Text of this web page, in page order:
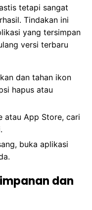
tetapi sangat
Tindakan ini
yang tersimpan
versi terbaru
dan tahan ikon
hapus atau
atau App Store, cari
buka aplikasi
dan